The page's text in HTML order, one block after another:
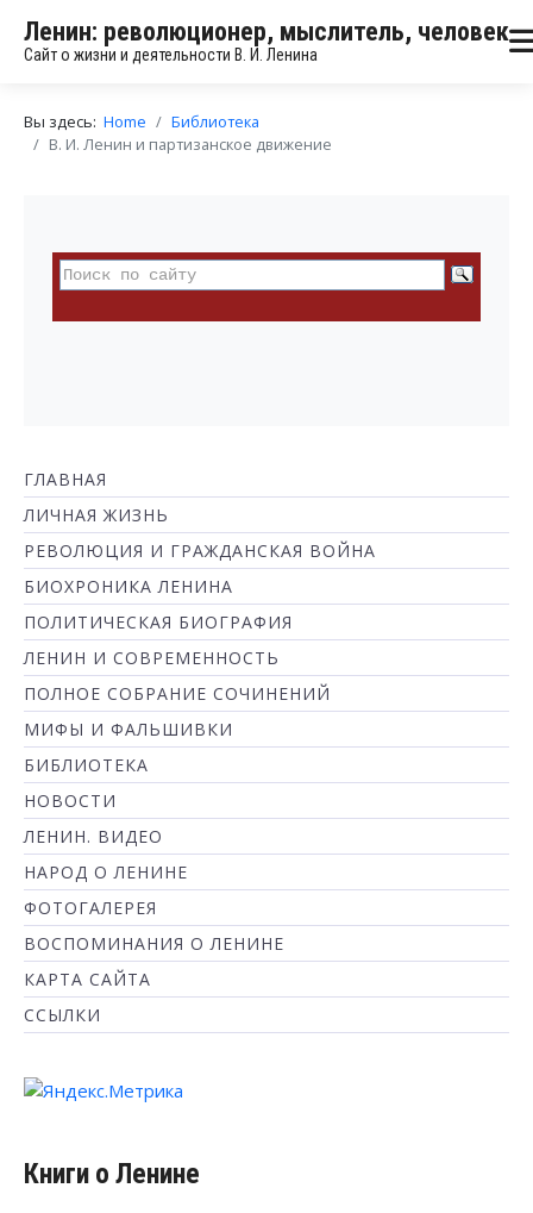
Ленин: революционер, мыслитель, человек
Сайт о жизни и деятельности В. И. Ленина
Вы здесь: Home
Библиотека
В. И. Ленин и партизанское движение
ГЛАВНАЯ
ЛИЧНАЯ ЖИЗНЬ
РЕВОЛЮЦИЯ И ГРАЖДАНСКАЯ ВОЙНА
БИОХРОНИКА ЛЕНИНА
ПОЛИТИЧЕСКАЯ БИОГРАФИЯ
ЛЕНИН И СОВРЕМЕННОСТЬ
ПОЛНОЕ СОБРАНИЕ СОЧИНЕНИЙ
МИФЫ И ФАЛЬШИВКИ
БИБЛИОТЕКА
НОВОСТИ
ЛЕНИН. ВИДЕО
НАРОД О ЛЕНИНЕ
ФОТОГАЛЕРЕЯ
ВОСПОМИНАНИЯ О ЛЕНИНЕ
КАРТА САЙТА
ССЫЛКИ
Книги о Ленине